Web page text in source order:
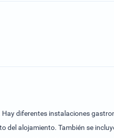
Hay diferentes instalaciones
del alojamiento. También se